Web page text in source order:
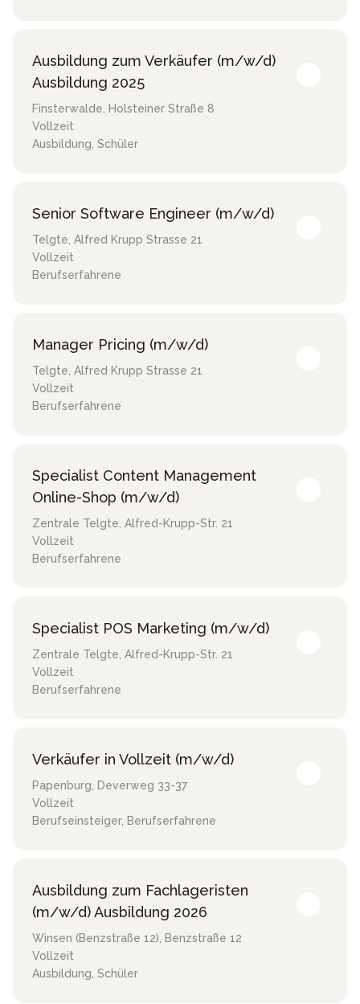
Ausbildung zum Verkäufer (m/w/d)
Ausbildung 2025
Finsterwalde, Holsteiner Straße 8
Vollzeit
Ausbildung, Schüler
Senior Software Engineer (m/w/d)
Telgte, Alfred Krupp Strasse 21
Vollzeit
Berufserfahrene
Manager Pricing (m/w/d)
Telgte, Alfred Krupp Strasse 21
Vollzeit
Berufserfahrene
Specialist Content Management
Online-Shop (m/w/d)
Zentrale Telgte, Alfred-Krupp-Str. 21
Vollzeit
Berufserfahrene
Specialist POS Marketing (m/w/d)
Zentrale Telgte, Alfred-Krupp-Str. 21
Vollzeit
Berufserfahrene
Verkäufer in Vollzeit (m/w/d)
Papenburg, Deverweg 33-37
Vollzeit
Berufseinsteiger, Berufserfahrene
Ausbildung zum Fachlageristen
(m/w/d) Ausbildung 2026
Winsen (Benzstraße 12), Benzstraße 12
Vollzeit
Ausbildung, Schüler